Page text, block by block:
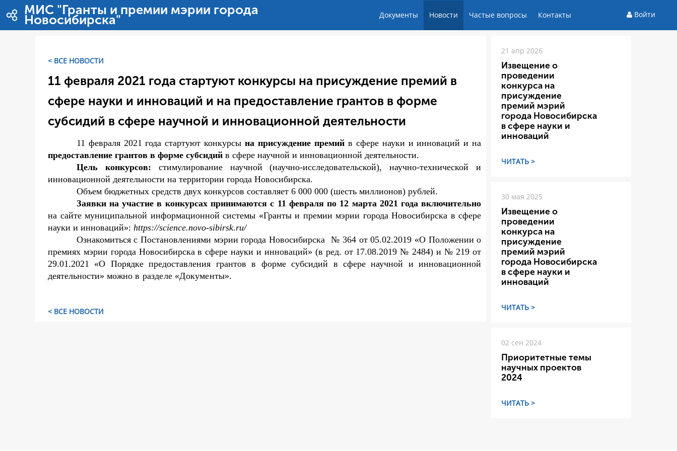
Перейти к содержимому
МИС "Гранты и премии мэрии города
Новосибирска" Документы Новости Частые вопросы Контакты Войти
< ВСЕ НОВОСТИ
11 февраля 2021 года стартуют конкурсы на присуждение премий в
сфере науки и инноваций и на предоставление грантов в форме
субсидий в сфере научной и инновационной деятельности
11 февраля 2021 года стартуют конкурсы на присуждение премийв сфере науки и инноваций и на
предоставление грантов в форме субсидий в сфере научной и инновационной деятельности.
Цель конкурсов: стимулирование научной (научно-исследовательской), научно-технической и
инновационной деятельности на территории города Новосибирска.
Объем бюджетных средств двух конкурсов составляет 6 000 000 (шесть миллионов) рублей.
Заявки на участие в конкурсах принимаются с 11 февраля по 12 марта 2021 года включительно
на сайте муниципальной информационной системы «Гранты и премии мэрии города Новосибирска в сфере
науки и инноваций»: https://science.novo-sibirsk.ru/
Ознакомиться с Постановлениями мэрии города Новосибирска № 364 от 05.02.2019 «О Положении о
премиях мэрии города Новосибирска в сфере науки и инноваций» (в ред. от 17.08.2019 № 2484) и № 219 от
29.01.2021 «О Порядке предоставления грантов в форме субсидий в сфере научной и инновационной
деятельности» можно в разделе «Документы».
< ВСЕ НОВОСТИ
21 апр 2026
Извещение о
проведении
конкурса на
присуждение
премий мэрий
города Новосибирска
в сфере науки и
инноваций
ЧИТАТЬ >
30 мая 2025
Извещение о
проведении
конкурса на
присуждение
премий мэрий
города Новосибирска
в сфере науки и
инноваций
ЧИТАТЬ >
02 сен 2024
Приоритетные темы
научных проектов
2024
ЧИТАТЬ >